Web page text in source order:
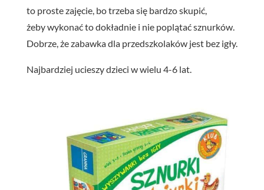
to proste zajęcie, bo trzeba się bardzo skupić,
żeby wykonać to dokładnie i nie poplątać sznurków.
Dobrze, że zabawka dla przedszkolaków jest bez igły.
Najbardziej ucieszy dzieci w wielu 4-6 lat.